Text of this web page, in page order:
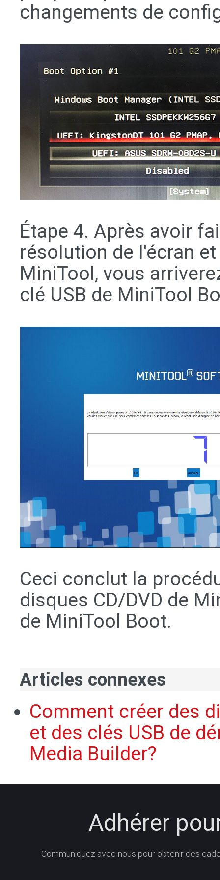
changements de
Étape 4. Après avoir
résolution de l'écran
MiniTool, vous
clé USB de MiniTool
Ceci conclut la
disques CD/DVD de
de MiniTool Boot.
Articles connexes
Comment créer des
et des clés USB de
Media Builder?
Adhérer
Communiquez avec nous pour obtenir des